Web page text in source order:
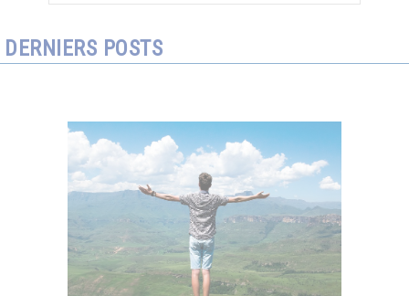
DERNIERS POSTS